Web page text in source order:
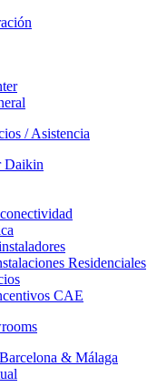
/ Asistencia
Daikin
Residenciales
CAE
& Málaga